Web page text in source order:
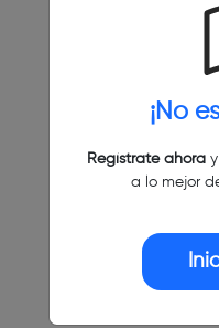
¡No
Regístrate ahoray
a lo mejor